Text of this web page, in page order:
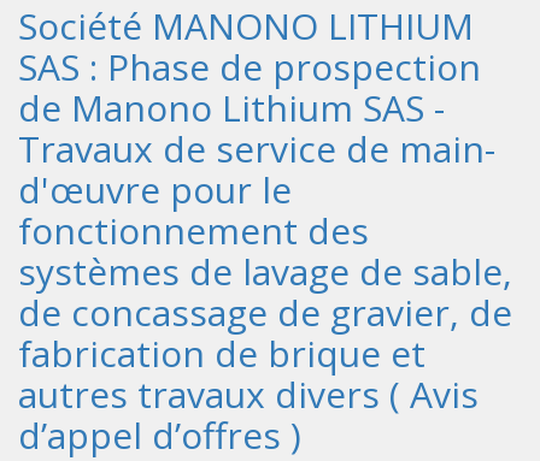
Société MANONO LITHIUM
SAS : Phase de prospection
de Manono Lithium SAS -
Travaux de service de main-
d'œuvre pour le
fonctionnement des
systèmes de lavage de sable,
de concassage de gravier, de
fabrication de brique et
autres travaux divers ( Avis
d’appel d’offres )